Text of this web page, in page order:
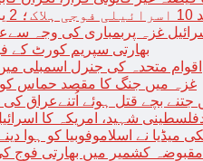
غزہ پربمباری کی وجہ
بھارتی سپریم کورٹ کے
اقوام متحدہ کی جنرل اسمبلی
غزہ میں جنگ کا مقصد حماس کو
قتل ہوئے اُتنےعراق کی 14سالہ جنگ میں نہیں ہوئے، جمائما
شہید، امریکہ کا
میڈیا نے اسلاموفوبیا کو ہوا
مقبوضہ کشمیر میں بھارتی فوج